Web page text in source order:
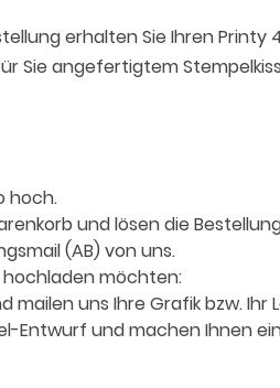
erhalten Sie Ihren Printy
Sie angefertigtem
hoch.
und lösen die
(AB) von uns.
hochladen möchten:
uns Ihre Grafik bzw. Ihr
Entwurf und machen Ihnen